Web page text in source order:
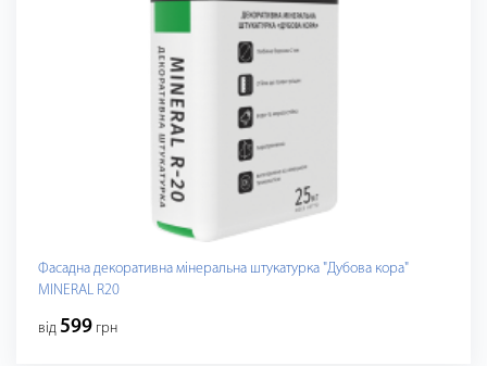
Фасадна декоративна мінеральна штукатурка "Дубова кора"
MINERAL R20
від 599 грн